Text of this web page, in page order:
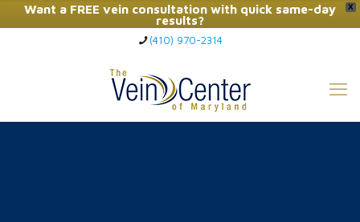
X
Want a FREE vein consultation with quick same-day
results?
Click Here to Call Now
(410) 970-2314